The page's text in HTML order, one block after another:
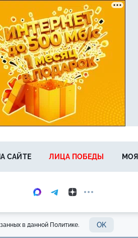
САЙТЕ ЛИЦА ПОБЕДЫ
в данной Политике. OK